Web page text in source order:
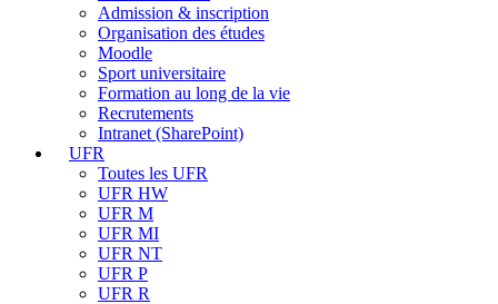
Admission & inscription
Organisation des études
Moodle
Sport universitaire
Formation au long de la vie
Recrutements
Intranet (SharePoint)
UFR
Toutes les UFR
UFR HW
UFR M
UFR MI
UFR NT
UFR P
UFR R